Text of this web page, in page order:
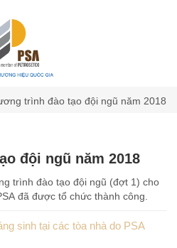
trình đào tạo đội ngũ năm 2018
đội ngũ năm 2018
trình đào tạo đội ngũ (đợt 1) cho
đã được tổ chức thành công.
sinh tại các tòa nhà do PSA